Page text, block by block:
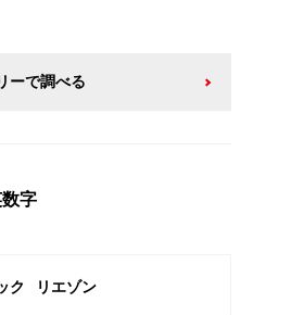
ーで調べる
字
ク リエゾン